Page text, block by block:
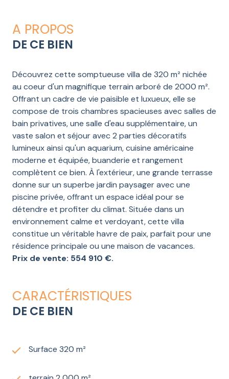
A PROPOS
DE CE BIEN
Découvrez cette somptueuse villa de 320 m² nichée
au coeur d'un magnifique terrain arboré de 2000 m².
Offrant un cadre de vie paisible et luxueux, elle se
compose de trois chambres spacieuses avec salles de
bain privatives, une salle d'eau supplémentaire, un
vaste salon et séjour avec 2 parties décoratifs
lumineux ainsi qu'un aquarium, cuisine américaine
moderne et équipée, buanderie et rangement
complètent ce bien. À l'extérieur, une grande terrasse
donne sur un superbe jardin paysager avec une
piscine privée, offrant un espace idéal pour se
détendre et profiter du climat. Située dans un
environnement calme et verdoyant, cette villa
constitue un véritable havre de paix, parfait pour une
résidence principale ou une maison de vacances.
Prix de vente: 554 910 €.
CARACTÉRISTIQUES
DE CE BIEN
Surface 320 m²